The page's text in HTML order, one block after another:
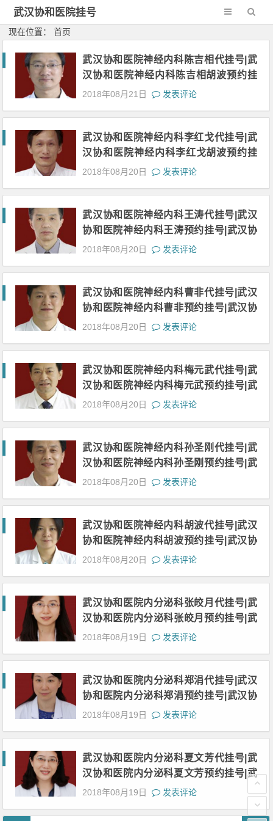
武汉协和医院挂号
网-新一代网2
现在位置： 首页
武汉协和医院神经内科陈吉相代挂号|武
汉协和医院神经内科陈吉相胡波预约挂
号|武汉协和医院神经内科陈吉相网上挂
间
2018年08月21日 发表评论
武汉协和医院神经内科李红戈代挂号|武
汉协和医院神经内科李红戈胡波预约挂
号|武汉协和医院神经内科李红戈网上挂
间
2018年08月20日 发表评论
武汉协和医院神经内科王涛代挂号|武汉
协和医院神经内科王涛预约挂号|武汉协
和医院神经内科王涛网上挂号|武汉协和
2018年08月20日 发表评论
武汉协和医院神经内科曹非代挂号|武汉
协和医院神经内科曹非预约挂号|武汉协
和医院神经内科曹非网上挂号|武汉协和
2018年08月20日 发表评论
武汉协和医院神经内科梅元武代挂号|武
汉协和医院神经内科梅元武预约挂号|武
汉协和医院神经内科梅元武网上挂号|武
2018年08月20日 发表评论
武汉协和医院神经内科孙圣刚代挂号|武
汉协和医院神经内科孙圣刚预约挂号|武
汉协和医院神经内科孙圣刚网上挂号|武
2018年08月20日 发表评论
武汉协和医院神经内科胡波代挂号|武汉
协和医院神经内科胡波预约挂号|武汉协
和医院神经内科胡波网上挂号|武汉协和
2018年08月20日 发表评论
武汉协和医院内分泌科张皎月代挂号|武
汉协和医院内分泌科张皎月预约挂号|武
汉协和医院内分泌科张皎月网上挂号|武
2018年08月19日 发表评论
武汉协和医院内分泌科郑涓代挂号|武汉
协和医院内分泌科郑涓预约挂号|武汉协
和医院内分泌科郑涓网上挂号|武汉协和
2018年08月19日 发表评论
武汉协和医院内分泌科夏文芳代挂号|武
汉协和医院内分泌科夏文芳预约挂号|武
汉协和医院内分泌科夏文芳网上挂号|武
2018年08月19日 发表评论